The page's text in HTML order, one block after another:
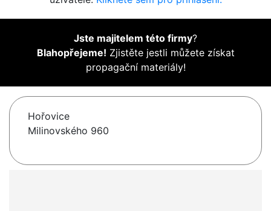
Jste majitelem této firmy?
Blahopřejeme! Zjistěte jestli můžete získat
propagační materiály!
Hořovice
Milinovského 960